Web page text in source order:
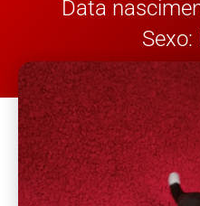
Data